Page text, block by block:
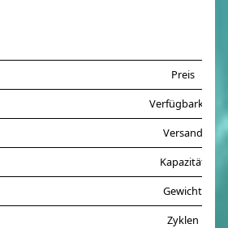
Preis
Verfügbarkeit
Versand
Kapazität
Gewicht
Zyklen